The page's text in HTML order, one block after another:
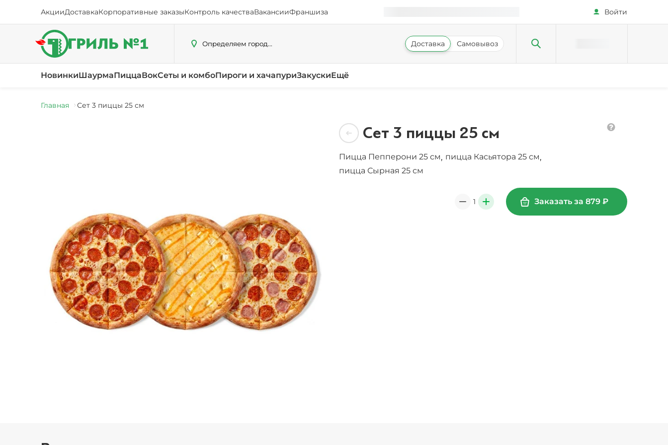
АкцииДоставкаКорпоративные заказыКонтроль качестваВакансииФраншиза Войти
Определяем город... Доставка Самовывоз
НовинкиШаурмаПиццаВокСеты и комбоПироги и хачапуриЗакускиЕщё
Главная Сет 3 пиццы 25 см
Сет 3 пиццы 25 см
Пицца Пепперони 25 см, пицца Касьятора 25 см,
пицца Сырная 25 см
1 + Заказать за 879 ₽